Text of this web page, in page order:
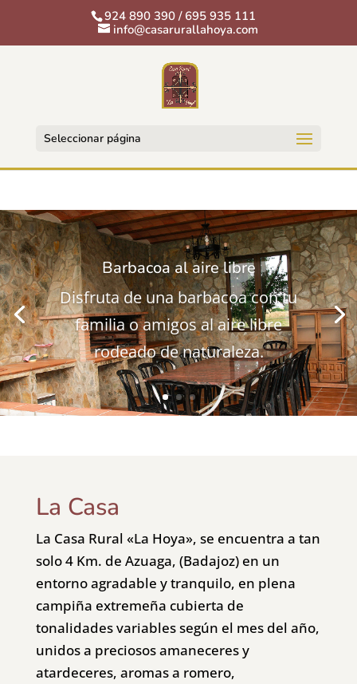
924 890 390 / 695 935 111
info@casarurallahoya.com
Seleccionar página
Barbacoa al aire libre
Disfruta de una barbacoa con tu
familia o amigos al aire libre
rodeado de naturaleza.
La Casa
La Casa Rural «La Hoya», se encuentra a tan
solo 4 Km. de Azuaga, (Badajoz) en un
entorno agradable y tranquilo, en plena
campiña extremeña cubierta de
tonalidades variables según el mes del año,
unidos a preciosos amaneceres y
atardeceres, aromas a romero,